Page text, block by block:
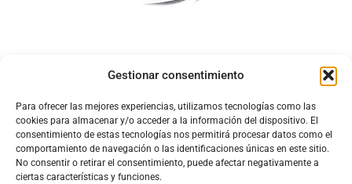
Gestionar consentimiento
Para ofrecer las mejores experiencias, utilizamos tecnologías como las
cookies para almacenar y/o acceder a la información del dispositivo. El
consentimiento de estas tecnologías nos permitirá procesar datos como el
comportamiento de navegación o las identificaciones únicas en este sitio.
No consentir o retirar el consentimiento, puede afectar negativamente a
ciertas características y funciones.